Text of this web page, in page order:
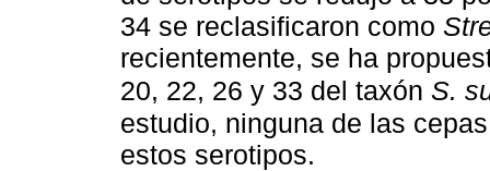
34 se reclasificaron como
recientemente, se ha
20, 22, 26 y 33 del taxón S.
estudio, ninguna de las
estos serotipos.